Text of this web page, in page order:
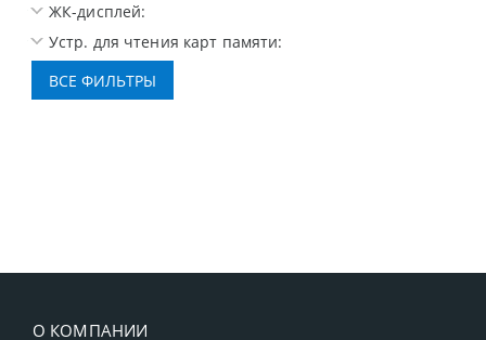
ЖК-дисплей:
Устр. для чтения карт памяти:
О КОМПАНИИ